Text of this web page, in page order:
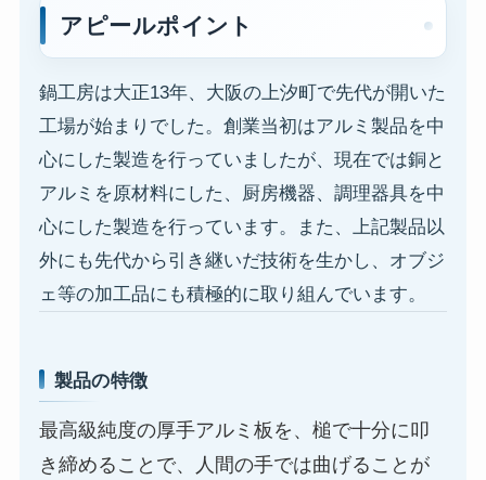
アピールポイント
鍋工房は大正13年、大阪の上汐町で先代が開いた
工場が始まりでした。創業当初はアルミ製品を中
心にした製造を行っていましたが、現在では銅と
アルミを原材料にした、厨房機器、調理器具を中
心にした製造を行っています。また、上記製品以
外にも先代から引き継いだ技術を生かし、オブジ
ェ等の加工品にも積極的に取り組んでいます。
製品の特徴
最高級純度の厚手アルミ板を、槌で十分に叩
き締めることで、人間の手では曲げることが